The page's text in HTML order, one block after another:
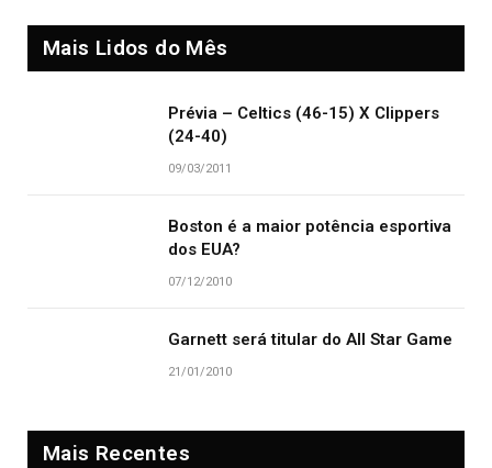
Mais Lidos do Mês
Prévia – Celtics (46-15) X Clippers
(24-40)
09/03/2011
Boston é a maior potência esportiva
dos EUA?
07/12/2010
Garnett será titular do All Star Game
21/01/2010
Mais Recentes